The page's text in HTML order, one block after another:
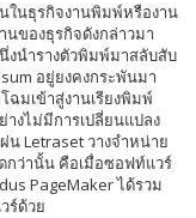
ในธุรกิจงานพิมพ์หรืองาน
นของธุรกิจดังกล่าวมา
งนำรางตัวพิมพ์มาสลับสับ
อยู่ยงคงกระพันมา
มเข้าสู่งานเรียงพิมพ์
างไม่มีการเปลี่ยนแปลง
Letraset วางจำหน่าย
กว่านั้น คือเมื่อซอฟท์แวร์
PageMaker ได้รวม
ร์ด้วย